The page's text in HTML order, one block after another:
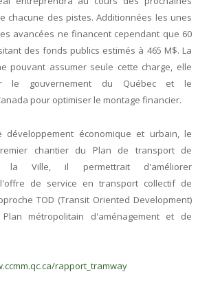
chacune des pistes. Additionnées les unes
avancées ne financent cependant que 60
des fonds publics estimés à 465 M$. La
pouvant assumer seule cette charge, elle
le gouvernement du Québec et le
pour optimiser le montage financier.
économique et urbain, le
chantier du Plan de transport de
la Ville, il permettrait d'améliorer
l'offre de service en transport collectif de
TOD (Transit Oriented Development)
métropolitain d'aménagement et de
rapport_tramway